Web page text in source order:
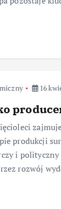
16
produkcji
i
rozwój